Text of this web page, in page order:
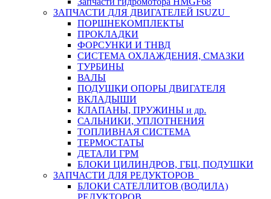
ЗАПЧАСТИ ДЛЯ ДВИГАТЕЛЕЙ ISUZU
ПОРШНЕКОМПЛЕКТЫ
ПРОКЛАДКИ
ФОРСУНКИ И ТНВД
СИСТЕМА ОХЛАЖДЕНИЯ, СМАЗКИ
ТУРБИНЫ
ВАЛЫ
ПОДУШКИ ОПОРЫ ДВИГАТЕЛЯ
ВКЛАДЫШИ
КЛАПАНЫ, ПРУЖИНЫ и др.
САЛЬНИКИ, УПЛОТНЕНИЯ
ТОПЛИВНАЯ СИСТЕМА
ТЕРМОСТАТЫ
ДЕТАЛИ ГРМ
БЛОКИ ЦИЛИНДРОВ, ГБЦ, ПОДУШКИ
ЗАПЧАСТИ ДЛЯ РЕДУКТОРОВ
БЛОКИ САТЕЛЛИТОВ (ВОДИЛА)
РЕДУКТОРОВ